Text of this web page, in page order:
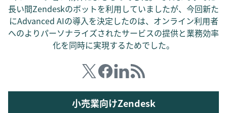
長い間Zendeskのボットを利用していましたが、今回新た
にAdvanced AIの導入を決定したのは、オンライン利用者
へのよりパーソナライズされたサービスの提供と業務効率
化を同時に実現するためでした。
小売業向けZendesk